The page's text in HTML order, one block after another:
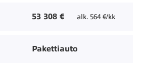
53 308 € alk. 564 €/kk
Pakettiauto